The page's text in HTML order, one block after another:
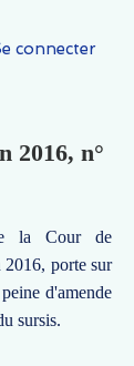
connecter
2016, n°
la Cour de
2016, porte sur
d'amende
sursis.